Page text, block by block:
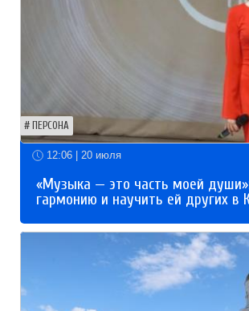
ПЕРСОНА
12:06 | 20 июля
«Музыка — это часть моей
гармонию и научить ей других в